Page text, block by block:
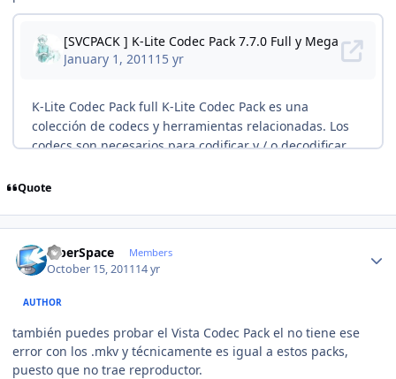
Quote
CiberSpace Members
October 15, 201114 yr
AUTHOR
también puedes probar el Vista Codec Pack el no tiene ese
error con los .mkv y técnicamente es igual a estos packs,
puesto que no trae reproductor.